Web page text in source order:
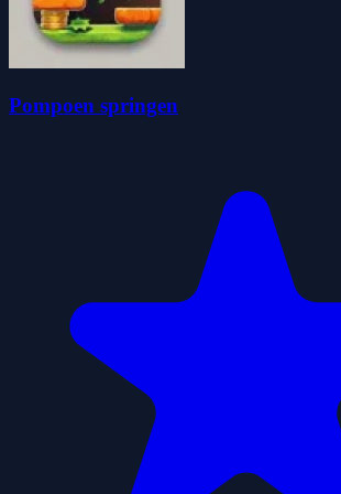
Pompoen springen